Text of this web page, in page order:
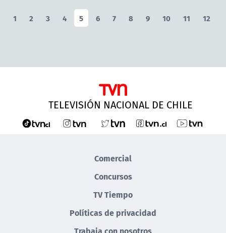
1 2 3 4 5 6 7 8 9 10 11 12
TELEVISIÓN NACIONAL DE CHILE
Comercial
Concursos
TV Tiempo
Políticas de privacidad